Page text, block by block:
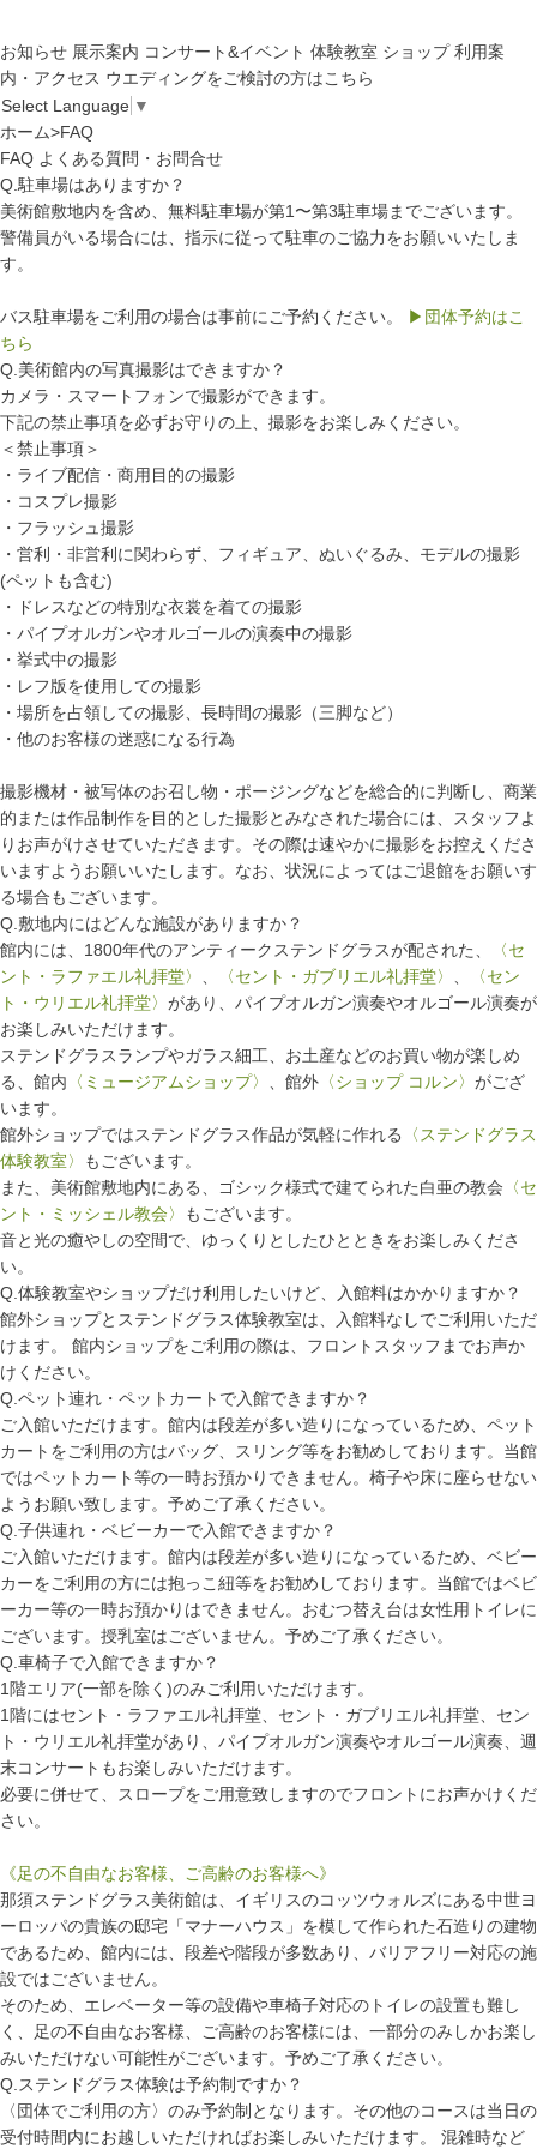
お知らせ 展示案内 コンサート&イベント 体験教室 ショップ 利用案
内・アクセス ウエディングをご検討の方はこちら
Select Language ▼
ホーム>FAQ
FAQ よくある質問・お問合せ
Q.駐車場はありますか？
美術館敷地内を含め、無料駐車場が第1〜第3駐車場までございます。
警備員がいる場合には、指示に従って駐車のご協力をお願いいたしま
す。
バス駐車場をご利用の場合は事前にご予約ください。
▶団体予約はこ
ちら
Q.美術館内の写真撮影はできますか？
カメラ・スマートフォンで撮影ができます。
下記の禁止事項を必ずお守りの上、撮影をお楽しみください。
＜禁止事項＞
・ライブ配信・商用目的の撮影
・コスプレ撮影
・フラッシュ撮影
・営利・非営利に関わらず、フィギュア、ぬいぐるみ、モデルの撮影
(ペットも含む)
・ドレスなどの特別な衣裳を着ての撮影
・パイプオルガンやオルゴールの演奏中の撮影
・挙式中の撮影
・レフ版を使用しての撮影
・場所を占領しての撮影、長時間の撮影（三脚など）
・他のお客様の迷惑になる行為
撮影機材・被写体のお召し物・ポージングなどを総合的に判断し、商業
的または作品制作を目的とした撮影とみなされた場合には、スタッフよ
りお声がけさせていただきます。その際は速やかに撮影をお控えくださ
いますようお願いいたします。なお、状況によってはご退館をお願いす
る場合もございます。
Q.敷地内にはどんな施設がありますか？
館内には、1800年代のアンティークステンドグラスが配された、
〈セ
ント・ラファエル礼拝堂〉 、 〈セント・ガブリエル礼拝堂〉 、
〈セン
ト・ウリエル礼拝堂〉 があり、パイプオルガン演奏やオルゴール演奏が
お楽しみいただけます。
ステンドグラスランプやガラス細工、お土産などのお買い物が楽しめ
る、館内 〈ミュージアムショップ〉 、館外 〈ショップ コルン〉 がござ
います。
館外ショップではステンドグラス作品が気軽に作れる
〈ステンドグラス
体験教室〉
もございます。
また、美術館敷地内にある、ゴシック様式で建てられた白亜の教会 〈セ
ント・ミッシェル教会〉
もございます。
音と光の癒やしの空間で、ゆっくりとしたひとときをお楽しみくださ
い。
Q.体験教室やショップだけ利用したいけど、入館料はかかりますか？
館外ショップとステンドグラス体験教室は、入館料なしでご利用いただ
けます。 館内ショップをご利用の際は、フロントスタッフまでお声か
けください。
Q.ペット連れ・ペットカートで入館できますか？
ご入館いただけます。館内は段差が多い造りになっているため、ペット
カートをご利用の方はバッグ、スリング等をお勧めしております。当館
ではペットカート等の一時お預かりできません。椅子や床に座らせない
ようお願い致します。予めご了承ください。
Q.子供連れ・ベビーカーで入館できますか？
ご入館いただけます。館内は段差が多い造りになっているため、ベビー
カーをご利用の方には抱っこ紐等をお勧めしております。当館ではベビ
ーカー等の一時お預かりはできません。おむつ替え台は女性用トイレに
ございます。授乳室はございません。予めご了承ください。
Q.車椅子で入館できますか？
1階エリア(一部を除く)のみご利用いただけます。
1階にはセント・ラファエル礼拝堂、セント・ガブリエル礼拝堂、セン
ト・ウリエル礼拝堂があり、パイプオルガン演奏やオルゴール演奏、週
末コンサートもお楽しみいただけます。
必要に併せて、スロープをご用意致しますのでフロントにお声かけくだ
さい。
《足の不自由なお客様、ご高齢のお客様へ》
那須ステンドグラス美術館は、イギリスのコッツウォルズにある中世ヨ
ーロッパの貴族の邸宅「マナーハウス」を模して作られた石造りの建物
であるため、館内には、段差や階段が多数あり、バリアフリー対応の施
設ではございません。
そのため、エレベーター等の設備や車椅子対応のトイレの設置も難し
く、足の不自由なお客様、ご高齢のお客様には、一部分のみしかお楽し
みいただけない可能性がございます。予めご了承ください。
Q.ステンドグラス体験は予約制ですか？
〈団体でご利用の方〉のみ予約制となります。その他のコースは当日の
受付時間内にお越しいただければお楽しみいただけます。 混雑時など